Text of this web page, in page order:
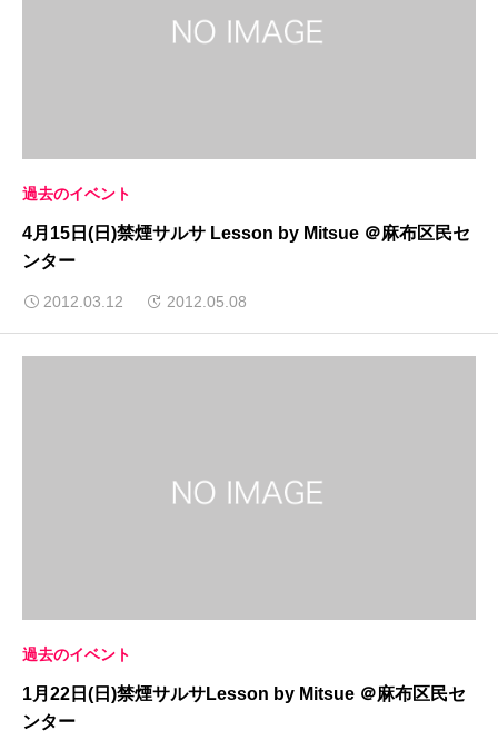
過去のイベント
4月15日(日)禁煙サルサ Lesson by Mitsue ＠麻布区民セ
ンター
2012.03.12 2012.05.08
過去のイベント
1月22日(日)禁煙サルサLesson by Mitsue ＠麻布区民セ
ンター